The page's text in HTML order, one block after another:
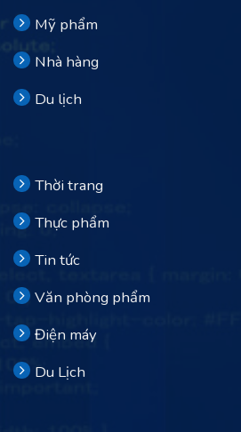
Mỹ phẩm
Nhà hàng
Du lịch
Thời trang
Thực phẩm
Tin tức
Văn phòng phẩm
Điện máy
Du Lịch